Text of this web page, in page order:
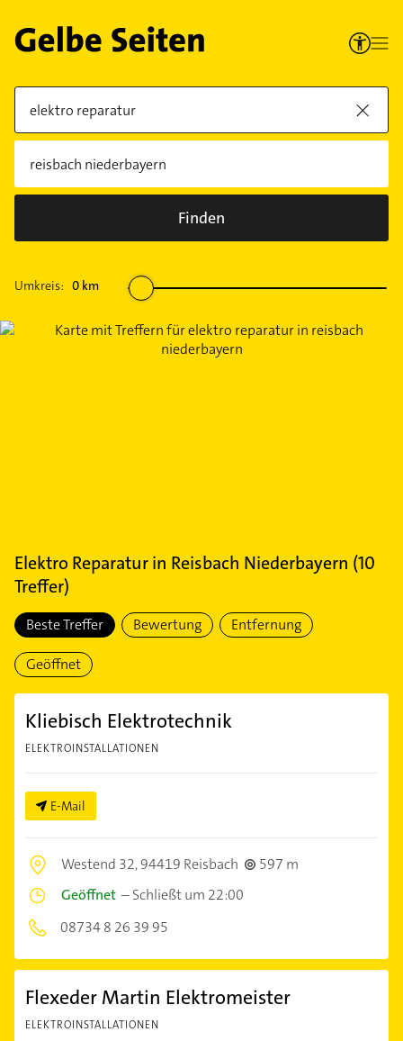
Finden
Umkreis: 0 km
Elektro Reparaturin Reisbach Niederbayern (10
Treffer)
Beste Treffer Bewertung Entfernung
Geöffnet
Kliebisch Elektrotechnik
ELEKTROINSTALLATIONEN
E-Mail
Westend 32,94419 Reisbach
597 m
Geöffnet –Schließt um 22:00
08734 8 26 39 95
Flexeder Martin Elektromeister
ELEKTROINSTALLATIONEN